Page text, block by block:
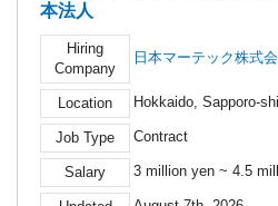
本法人
Hiring
Company
日本マーテック株式
Location Hokkaido, Sapporo-
Job Type Contract
Salary 3 million yen ~ 4.5